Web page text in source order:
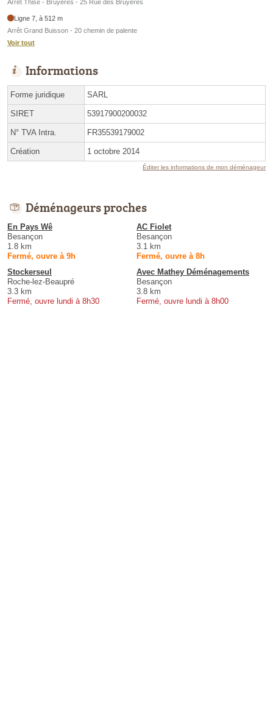
Arrêt Thise - Bruyères - 25 Rue des Bruyères
Ligne 7, à 512 m
Arrêt Grand Buisson - 20 chemin de palente
Voir tout
Informations
Forme juridique SARL
SIRET 53917900200032
N° TVA Intra. FR35539179002
Création 1 octobre 2014
Éditer les informations de mon déménageur
Déménageurs proches
En Pays Wê
Besançon
1.8 km
Fermé, ouvre à 9h
AC Fiolet
Besançon
3.1 km
Fermé, ouvre à 8h
Stockerseul
Roche-lez-Beaupré
3.3 km
Fermé, ouvre lundi à 8h30
Avec Mathey Déménagements
Besançon
3.8 km
Fermé, ouvre lundi à 8h00